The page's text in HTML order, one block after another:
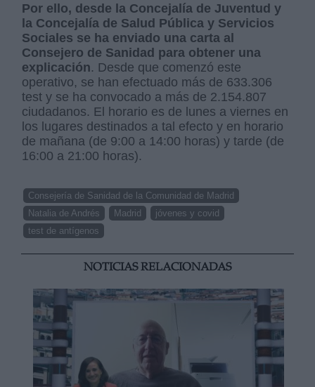
Por ello, desde la Concejalía de Juventud y
la Concejalía de Salud Pública y Servicios
Sociales se ha enviado una carta al
Consejero de Sanidad para obtener una
explicación. Desde que comenzó este
operativo, se han efectuado más de 633.306
test y se ha convocado a más de 2.154.807
ciudadanos. El horario es de lunes a viernes en
los lugares destinados a tal efecto y en horario
de mañana (de 9:00 a 14:00 horas) y tarde (de
16:00 a 21:00 horas).
Consejería de Sanidad de la Comunidad de Madrid
Natalia de Andrés
Madrid
jóvenes y covid
test de antígenos
NOTICIAS RELACIONADAS